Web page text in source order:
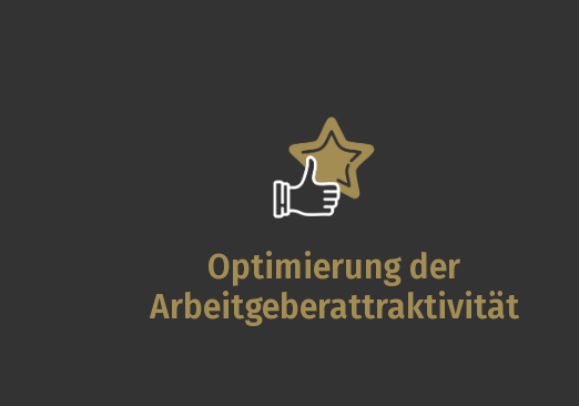
Optimierung der
Arbeitgeberattraktivität